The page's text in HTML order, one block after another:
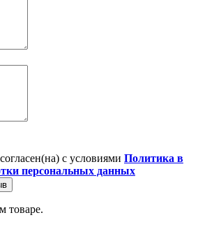
с условиями Политика в
персональных данных
товаре.